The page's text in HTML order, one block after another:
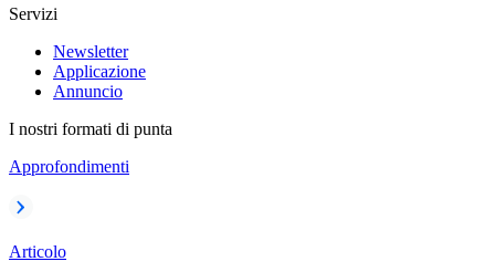
Servizi
Newsletter
Applicazione
Annuncio
I nostri formati di punta
Approfondimenti
Articolo